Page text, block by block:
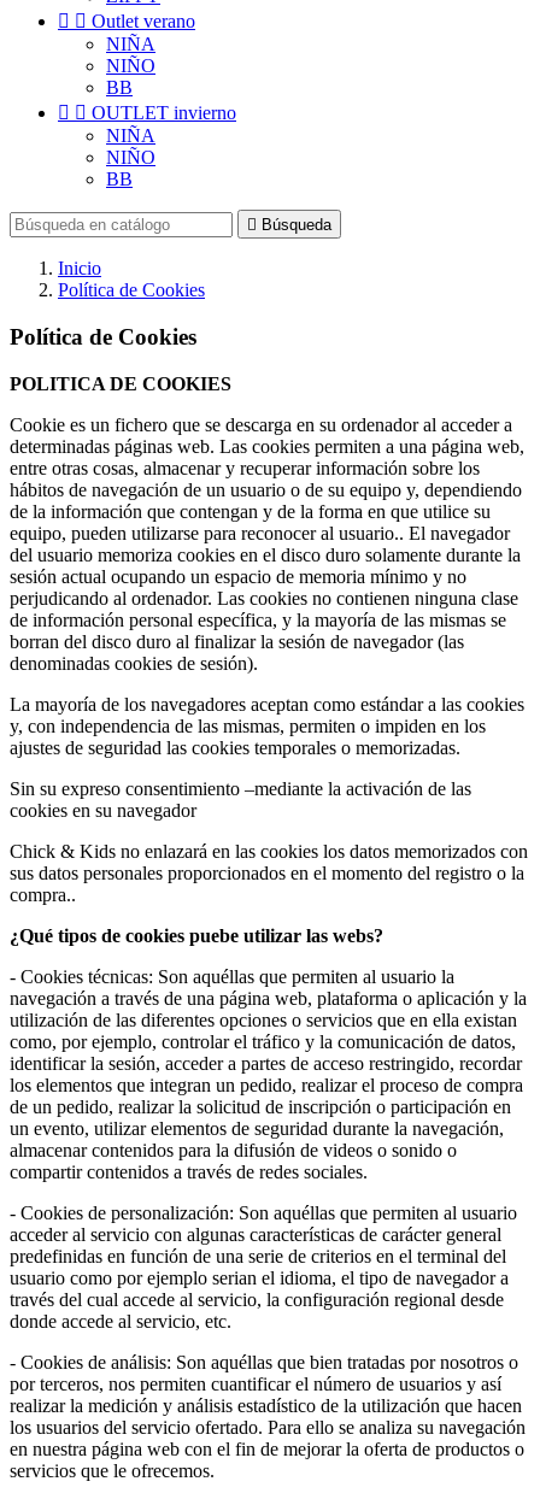
  Outlet verano
NIÑA
NIÑO
BB
  OUTLET invierno
NIÑA
NIÑO
BB
 Búsqueda
Inicio
Política de Cookies
Política de Cookies
POLITICA DE COOKIES
Cookie es un fichero que se descarga en su ordenador al acceder a
determinadas páginas web. Las cookies permiten a una página web,
entre otras cosas, almacenar y recuperar información sobre los
hábitos de navegación de un usuario o de su equipo y, dependiendo
de la información que contengan y de la forma en que utilice su
equipo, pueden utilizarse para reconocer al usuario.. El navegador
del usuario memoriza cookies en el disco duro solamente durante la
sesión actual ocupando un espacio de memoria mínimo y no
perjudicando al ordenador. Las cookies no contienen ninguna clase
de información personal específica, y la mayoría de las mismas se
borran del disco duro al finalizar la sesión de navegador (las
denominadas cookies de sesión).
La mayoría de los navegadores aceptan como estándar a las cookies
y, con independencia de las mismas, permiten o impiden en los
ajustes de seguridad las cookies temporales o memorizadas.
Sin su expreso consentimiento –mediante la activación de las
cookies en su navegador
Chick & Kids no enlazará en las cookies los datos memorizados con
sus datos personales proporcionados en el momento del registro o la
compra..
¿Qué tipos de cookies puebe utilizar las webs?
- Cookies técnicas: Son aquéllas que permiten al usuario la
navegación a través de una página web, plataforma o aplicación y la
utilización de las diferentes opciones o servicios que en ella existan
como, por ejemplo, controlar el tráfico y la comunicación de datos,
identificar la sesión, acceder a partes de acceso restringido, recordar
los elementos que integran un pedido, realizar el proceso de compra
de un pedido, realizar la solicitud de inscripción o participación en
un evento, utilizar elementos de seguridad durante la navegación,
almacenar contenidos para la difusión de videos o sonido o
compartir contenidos a través de redes sociales.
- Cookies de personalización: Son aquéllas que permiten al usuario
acceder al servicio con algunas características de carácter general
predefinidas en función de una serie de criterios en el terminal del
usuario como por ejemplo serian el idioma, el tipo de navegador a
través del cual accede al servicio, la configuración regional desde
donde accede al servicio, etc.
- Cookies de análisis: Son aquéllas que bien tratadas por nosotros o
por terceros, nos permiten cuantificar el número de usuarios y así
realizar la medición y análisis estadístico de la utilización que hacen
los usuarios del servicio ofertado. Para ello se analiza su navegación
en nuestra página web con el fin de mejorar la oferta de productos o
servicios que le ofrecemos.